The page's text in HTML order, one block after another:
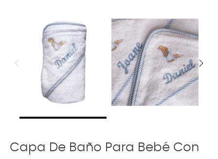
Capa De Baño Para Bebé Con